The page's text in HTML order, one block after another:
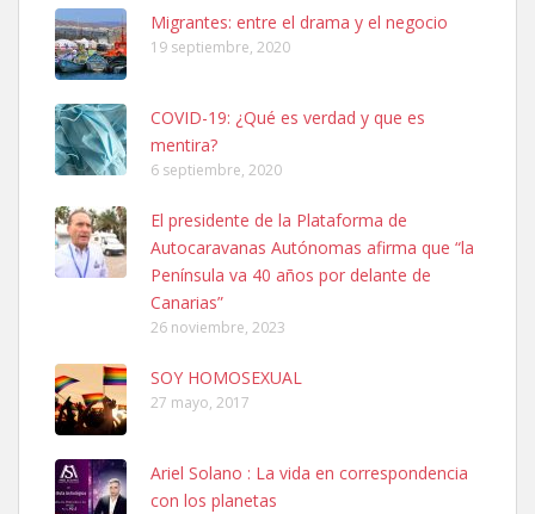
Leales.org » Gran Canaria
SHIBA PERDIDO AVDA JOSE MESA Y LOPEZ
PERRO MACHO RAZA SHIBA CON MICROCHIP PERDIDO HOY
06/07/2025 ZONA MESA Y LOPEZ. ES MUY ASUSTADIZO
Leales.org » Gran Canaria
6.7.2025
Ninfa perdida
El día 5 se los perdió una ninfa papillera, asustada tiene miedo a la
Migrantes: entre el drama y el negocio
19 septiembre, 2020
COVID-19: ¿Qué es verdad y que es
mentira?
6 septiembre, 2020
El presidente de la Plataforma de
Autocaravanas Autónomas afirma que “la
Península va 40 años por delante de
Canarias”
26 noviembre, 2023
SOY HOMOSEXUAL
27 mayo, 2017
Ariel Solano : La vida en correspondencia
con los planetas